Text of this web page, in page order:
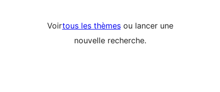
Voirtous les thèmesou lancer une
nouvelle recherche.